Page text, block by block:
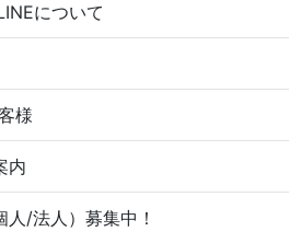
について
様
内
人/法人）募集中！